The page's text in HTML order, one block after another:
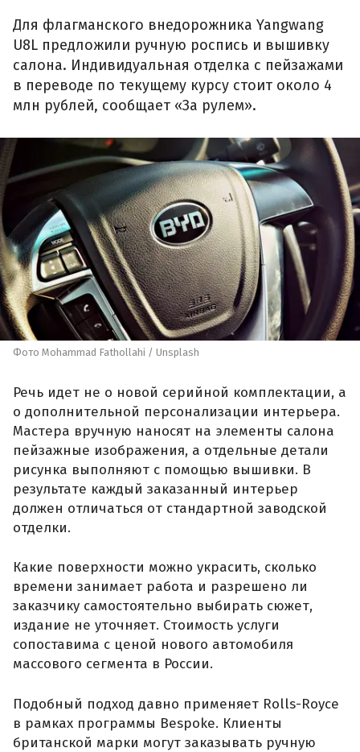
Для флагманского внедорожника Yangwang
U8L предложили ручную роспись и вышивку
салона. Индивидуальная отделка с пейзажами
в переводе по текущему курсу стоит около 4
млн рублей, сообщает «За рулем».
Фото Mohammad Fathollahi / Unsplash
Речь идет не о новой серийной комплектации, а
о дополнительной персонализации интерьера.
Мастера вручную наносят на элементы салона
пейзажные изображения, а отдельные детали
рисунка выполняют с помощью вышивки. В
результате каждый заказанный интерьер
должен отличаться от стандартной заводской
отделки.
Какие поверхности можно украсить, сколько
времени занимает работа и разрешено ли
заказчику самостоятельно выбирать сюжет,
издание не уточняет. Стоимость услуги
сопоставима с ценой нового автомобиля
массового сегмента в России.
Подобный подход давно применяет Rolls-Royce
в рамках программы Bespoke. Клиенты
британской марки могут заказывать ручную